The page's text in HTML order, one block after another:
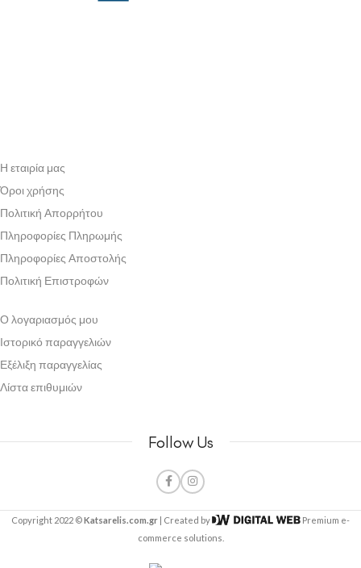
Η εταιρία μας
Όροι χρήσης
Πολιτική Απορρήτου
Πληροφορίες Πληρωμής
Πληροφορίες Αποστολής
Πολιτική Επιστροφών
Ο λογαριασμός μου
Ιστορικό παραγγελιών
Εξέλιξη παραγγελίας
Λίστα επιθυμιών
Follow Us
Copyright 2022 ©Katsarelis.com.gr | Created by
Premium e-
commerce solutions.